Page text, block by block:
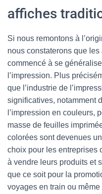
affiches
Si nous remontons à
nous constaterons que
commencé à se
l’impression. Plus
que l’industrie de
significatives, notamment
l’impression en couleurs,
masse de feuilles
colorées sont devenues
choix pour les entreprises
à vendre leurs produits et
que ce soit pour la
voyages en train ou